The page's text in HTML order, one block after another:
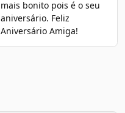
mais bonito pois é o seu
aniversário. Feliz
Aniversário Amiga!